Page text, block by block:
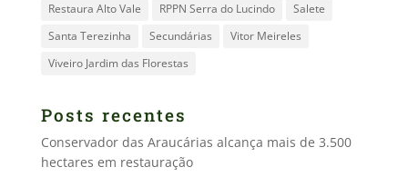
Restaura Alto Vale
RPPN Serra do Lucindo
Salete
Santa Terezinha
Secundárias
Vitor Meireles
Viveiro Jardim das Florestas
Posts recentes
Conservador das Araucárias alcança mais de 3.500
hectares em restauração